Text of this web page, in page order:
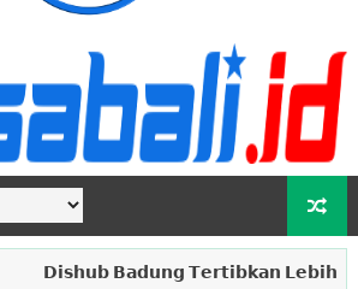
𝗗𝗶𝘀𝗵𝘂𝗯 𝗕𝗮𝗱𝘂𝗻𝗴 𝗧𝗲𝗿𝘁𝗶𝗯𝗸𝗮𝗻 𝗟𝗲𝗯𝗶𝗵 𝗱𝗮𝗿𝗶